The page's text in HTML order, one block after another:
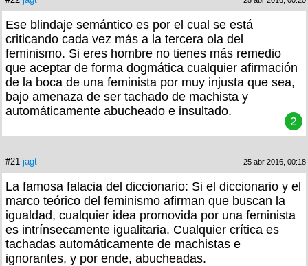
Ese blindaje semántico es por el cual se está
criticando cada vez más a la tercera ola del
feminismo. Si eres hombre no tienes más remedio
que aceptar de forma dogmática cualquier afirmación
de la boca de una feminista por muy injusta que sea,
bajo amenaza de ser tachado de machista y
automáticamente abucheado e insultado.
2
#21 jagt 25 abr 2016, 00:18
La famosa falacia del diccionario: Si el diccionario y el
marco teórico del feminismo afirman que buscan la
igualdad, cualquier idea promovida por una feminista
es intrínsecamente igualitaria. Cualquier crítica es
tachadas automáticamente de machistas e
ignorantes, y por ende, abucheadas.